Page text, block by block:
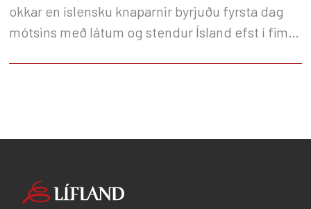
okkar en íslensku knaparnir byrjuðu fyrsta dag
mótsins með látum og stendur Ísland efst í fimm